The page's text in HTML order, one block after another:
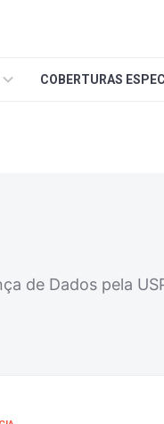
COBERTURAS
de Dados pela